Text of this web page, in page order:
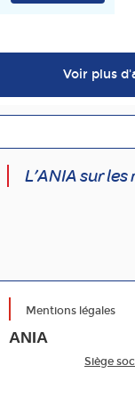
Voir plus
L’ANIA sur
Mentions légales
ANIA
Siège